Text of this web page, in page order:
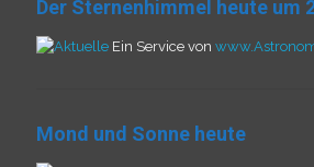
Der Sternenhimmel heute um
Ein Service von
Mond und Sonne heute